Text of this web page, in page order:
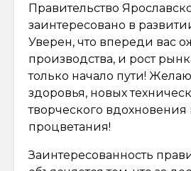
Правительство
заинтересовано в
Уверен, что впереди вас
производства, и рост
только начало пути!
здоровья, новых
творческого
процветания!
Заинтересованность